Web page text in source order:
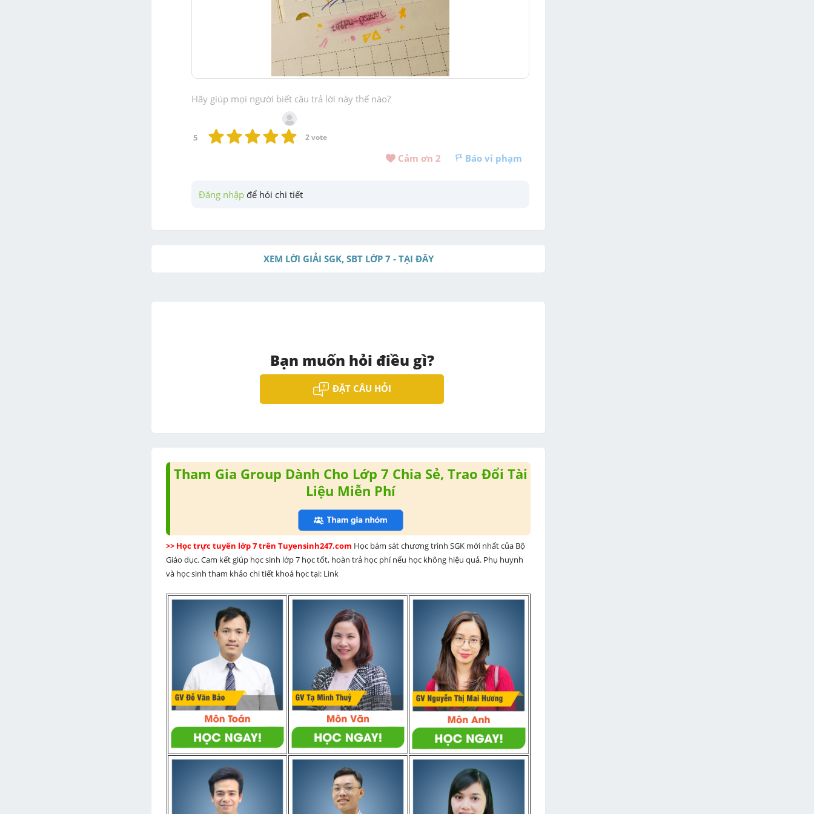
Hãy giúp mọi người biết câu trả lời này thế nào?
5 2 vote
Cảm ơn 2 Báo vi phạm
Đăng nhập để hỏi chi tiết
XEM LỜI GIẢI SGK, SBT LỚP 7 - TẠI ĐÂY
Bạn muốn hỏi điều gì?
ĐẶT CÂU HỎI
Tham Gia Group Dành Cho Lớp 7 Chia Sẻ, Trao Đổi Tài
Liệu Miễn Phí
>> Học trực tuyến lớp 7 trên Tuyensinh247.com Học bám sát chương trình SGK mới nhất của Bộ
Giáo dục. Cam kết giúp học sinh lớp 7 học tốt, hoàn trả học phí nếu học không hiệu quả. Phụ huynh
và học sinh tham khảo chi tiết khoá học tại: Link